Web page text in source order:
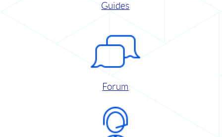
Guides
Forum